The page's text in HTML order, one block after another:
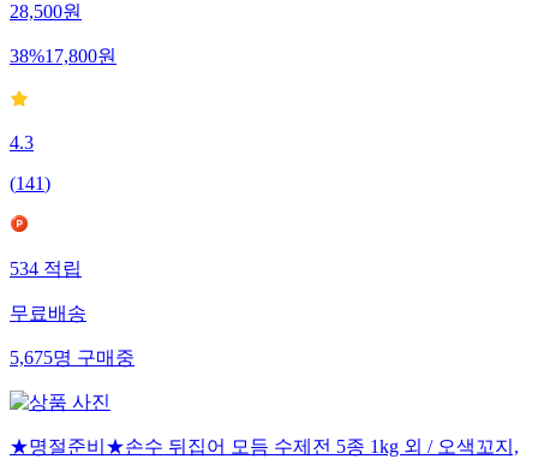
28,500원
38%17,800원
4.3
(141)
534 적립
무료배송
5,675명 구매중
★명절준비★손수 뒤집어 모듬 수제전 5종 1kg 외 / 오색꼬지,